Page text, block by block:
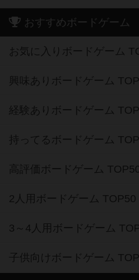
おすすめボードゲーム
お気に入りボードゲーム
興味ありボードゲーム
経験ありボードゲーム
持ってるボードゲーム
高評価ボードゲーム
2人用ボードゲーム TOP50
3～4人用ボードゲーム
子供向けボードゲーム